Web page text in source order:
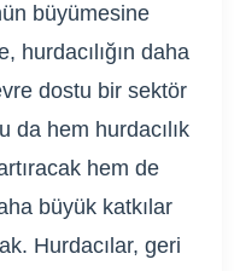
büyümesine
hurdacılığın daha
dostu bir sektör
da hem hurdacılık
hem de
büyük katkılar
Hurdacılar, geri